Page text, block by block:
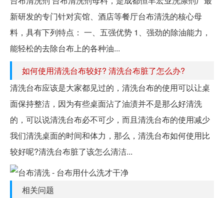
新研发的专门针对宾馆、酒店等餐厅台布清洗的核心母
料，具有下列特点： 一、五强优势 1、强劲的除油能力，
能轻松的去除台布上的各种油...
如何使用清洗台布较好? 清洗台布脏了怎么办?
清洗台布应该是大家都见过的，清洗台布的使用可以让桌
面保持整洁，因为有些桌面沾了油渍并不是那么好清洗
的，可以说清洗台布必不可少，而且清洗台布的使用减少
我们清洗桌面的时间和体力，那么，清洗台布如何使用比
较好呢?清洗台布脏了该怎么清洁...
相关问题